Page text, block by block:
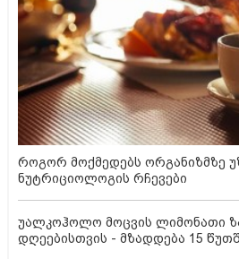
როგორ მოქმედებს ორგანიზმზე
ნუტრიციოლოგის რჩევები
უალკოჰოლო მოცვის ლიმონათი
დღეებისთვის - მზადდება 15